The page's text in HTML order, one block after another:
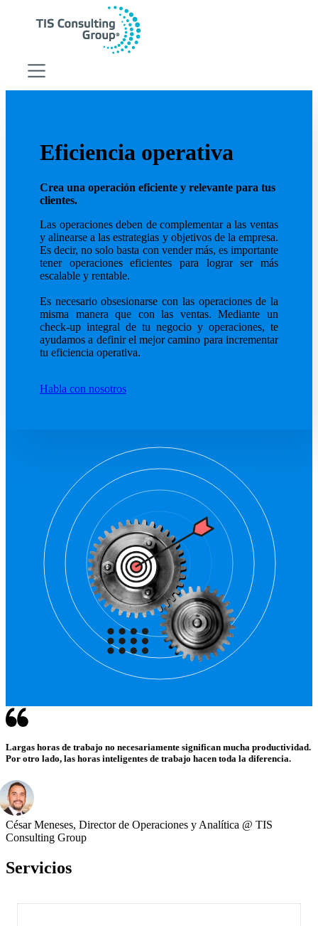
HubSpot CRM
Inbound Marketing
Gestión de ventas
RevOps
Consultoria Empresarial
Consultoria Empresarial
Desarrollo de software
Integración de servicios en la nube
Mejora en la cadena de suministro
Analítica para negocios
Eficiencia operativa
Insights
Eficiencia operativa
Crea una operación eficiente y relevante para tus
clientes.
Las operaciones deben de complementar a las ventas
y alinearse a las estrategias y objetivos de la empresa.
Es decir, no solo basta con vender más, es importante
tener operaciones eficientes para lograr ser más
escalable y rentable.
Es necesario obsesionarse con las operaciones de la
misma manera que con las ventas. Mediante un
check-up integral de tu negocio y operaciones, te
ayudamos a definir el mejor camino para incrementar
tu eficiencia operativa.
Habla con nosotros
Largas horas de trabajo no necesariamente significan mucha productividad.
Por otro lado, las horas inteligentes de trabajo hacen toda la diferencia.
César Meneses, Director de Operaciones y Analítica @ TIS
Consulting Group
Servicios